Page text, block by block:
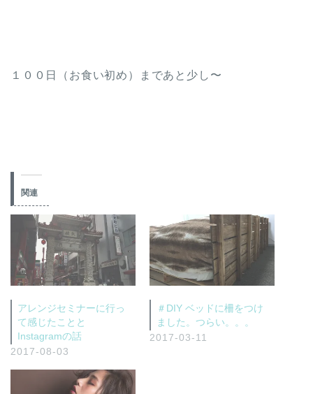
１００日（お食い初め）まであと少し〜
関連
アレンジセミナーに行っ
て感じたことと
Instagramの話
2017-08-03
＃DIY ベッドに柵をつけ
ました。つらい。。。
2017-03-11